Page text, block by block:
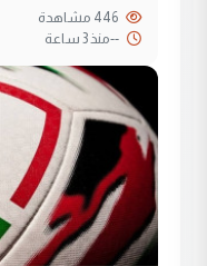
--منذ 3 ساعة